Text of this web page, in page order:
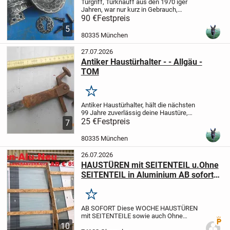
5
Türgriff, Türknauff aus den 1970 iger
Jahren, war nur kurz in Gebrauch,
Besichtigung erwünscht, Verkaufspreis
90 € - Versand möglich (wird gut
verpackt) 6 € - Bezahlung: Bar,
Paypal Das Gegenstück...
90 €Festpreis
80335 München
7
27.07.2026
Antiker Haustürhalter - - Allgäu -
TOM
Merken
Antiker Haustürhalter, hält die nächsten
99 Jahre zuverlässig deine Haustüre,
Gesamtlänge ca. 195 mm, Besichtigung
erwünscht, Verkaufspreis 25 € - Versand
möglich (wird gut verpackt) 5 € -
25 €Festpreis
80335 München
10
26.07.2026
HAUSTÜREN mit SEITENTEIL u.Ohne
SEITENTEIL in Aluminium AB sofort
SONDERPREISEN diese Woche von
60%-80% Abverkaufs-RABATTE alles
Fabriks Neu
Merken
AB SOFORT Diese WOCHE HAUSTÜREN
mit SEITENTEILE sowie auch Ohne